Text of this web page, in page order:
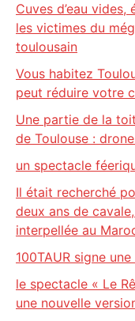
Cuves d’eau
les victimes du
toulousain
Vous habitez
peut réduire votre
Une partie de la
de Toulouse :
un spectacle
Il était recherché
deux ans de
interpellée au
100TAUR signe
le spectacle « Le
une nouvelle